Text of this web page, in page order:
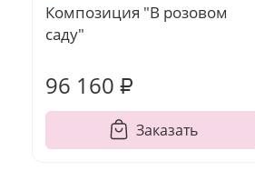
Композиция "В розовом
саду"
96 160 ₽
Заказать